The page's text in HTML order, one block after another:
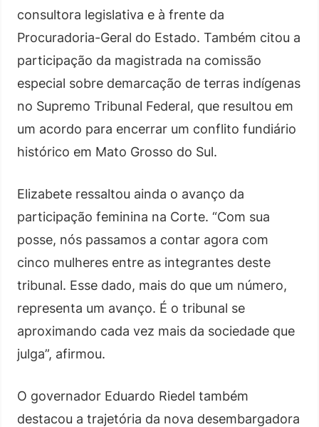
consultora legislativa e à frente da
Procuradoria-Geral do Estado. Também citou a
participação da magistrada na comissão
especial sobre demarcação de terras indígenas
no Supremo Tribunal Federal, que resultou em
um acordo para encerrar um conflito fundiário
histórico em Mato Grosso do Sul.
Elizabete ressaltou ainda o avanço da
participação feminina na Corte. “Com sua
posse, nós passamos a contar agora com
cinco mulheres entre as integrantes deste
tribunal. Esse dado, mais do que um número,
representa um avanço. É o tribunal se
aproximando cada vez mais da sociedade que
julga”, afirmou.
O governador Eduardo Riedel também
destacou a trajetória da nova desembargadora